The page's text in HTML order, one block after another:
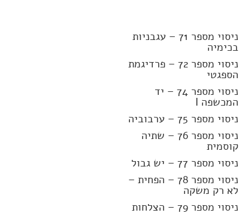
ניסוי מספר 71 – עגבניות
בכימיה
ניסוי מספר 72 – פרדיגמת
הספגטי
ניסוי מספר 74 – יד
המכשפה I
ניסוי מספר 75 – ערבוביה
ניסוי מספר 76 – שתיה
קוסמית
ניסוי מספר 77 – יש גבול
ניסוי מספר 78 – הפחית –
לא רק משקה
ניסוי מספר 79 – הצלחות